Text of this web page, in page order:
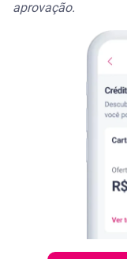
aprovação.